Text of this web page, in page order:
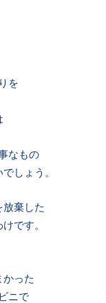
を
なもの
しょう。
棄した
です。
かった
ニで